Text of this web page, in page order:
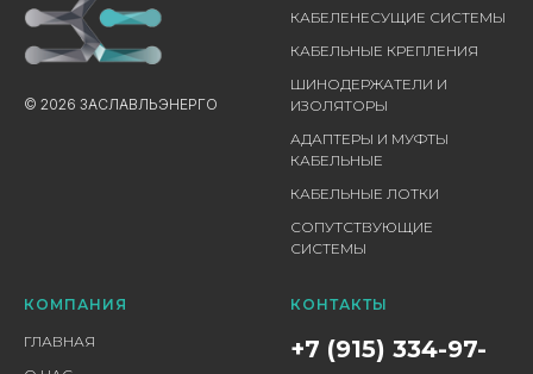
© 2026 ЗАСЛАВЛЬЭНЕРГО
КАБЕЛЕНЕСУЩИЕ СИСТЕМЫ
КАБЕЛЬНЫЕ КРЕПЛЕНИЯ
ШИНОДЕРЖАТЕЛИ И
ИЗОЛЯТОРЫ
АДАПТЕРЫ И МУФТЫ
КАБЕЛЬНЫЕ
КАБЕЛЬНЫЕ ЛОТКИ
СОПУТСТВУЮЩИЕ
СИСТЕМЫ
КОМПАНИЯ
ГЛАВНАЯ
КОНТАКТЫ
+7 (915) 334-97-